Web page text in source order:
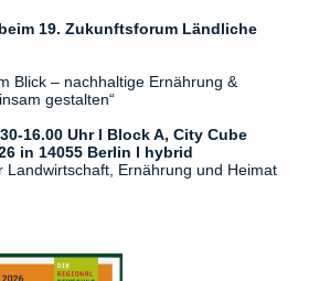
19. Zukunftsforum Ländliche
Blick – nachhaltige Ernährung &
gestalten“
16.00 Uhr l Block A, City Cube
in 14055 Berlin l hybrid
Landwirtschaft, Ernährung und Heimat